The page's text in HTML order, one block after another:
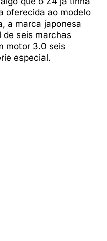
oferecida ao modelo
a marca japonesa
seis marchas
motor 3.0 seis
especial.